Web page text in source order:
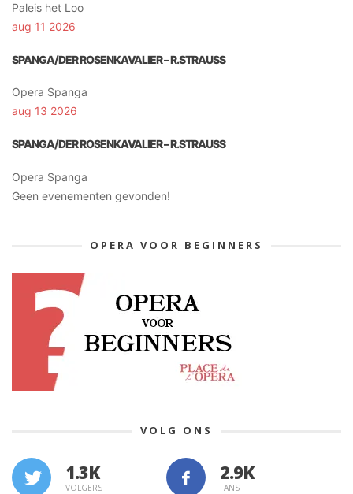
Paleis het Loo
aug 11 2026
SPANGA/DER ROSENKAVALIER – R.STRAUSS
Opera Spanga
aug 13 2026
SPANGA/DER ROSENKAVALIER – R.STRAUSS
Opera Spanga
Geen evenementen gevonden!
OPERA VOOR BEGINNERS
VOLG ONS
1.3K
VOLGERS FANS